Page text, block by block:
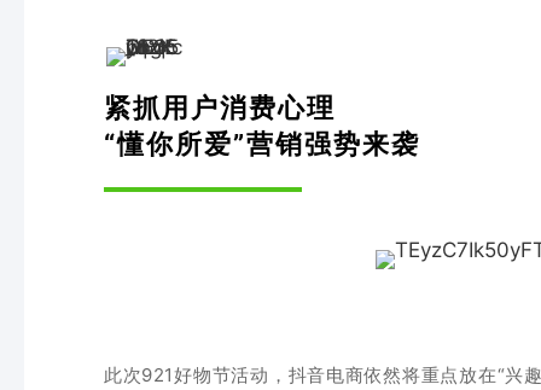
紧抓用户消费心理
“懂你所爱”营销强势来袭
此次921好物节活动，抖音电商依然将重点放在“兴